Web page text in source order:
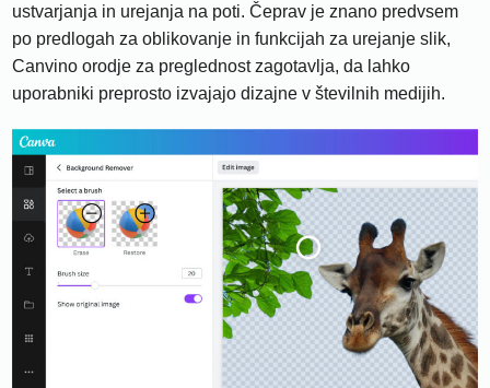
ustvarjanja in urejanja na poti. Čeprav je znano predvsem
po predlogah za oblikovanje in funkcijah za urejanje slik,
Canvino orodje za preglednost zagotavlja, da lahko
uporabniki preprosto izvajajo dizajne v številnih medijih.